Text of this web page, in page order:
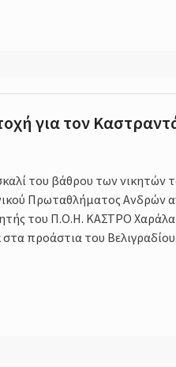
για τον
του βάθρου των νικητών
Πρωταθλήματος Ανδρών
του Π.Ο.Η. ΚΑΣΤΡΟ
προάστια του